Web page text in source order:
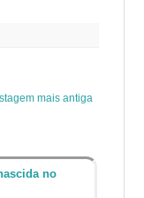
mais antiga
no